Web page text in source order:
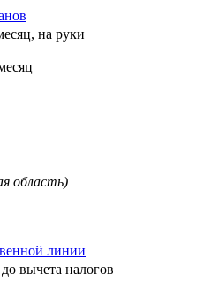
на руки
область)
линии
до вычета налогов